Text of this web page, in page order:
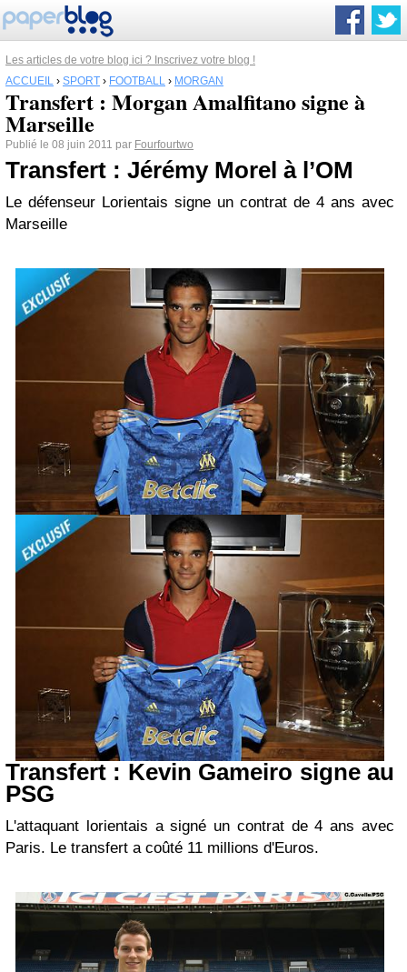
Les articles de votre blog ici ? Inscrivez votre blog !
ACCUEIL › SPORT › FOOTBALL › MORGAN
Transfert : Morgan Amalfitano signe à
Marseille
Publié le 08 juin 2011 par Fourfourtwo
Transfert : Jérémy Morel à l’OM
Le défenseur Lorientais signe un contrat de 4 ans avec
Marseille
Transfert : Kevin Gameiro signe au
PSG
L'attaquant lorientais a signé un contrat de 4 ans avec
Paris. Le transfert a coûté 11 millions d'Euros.